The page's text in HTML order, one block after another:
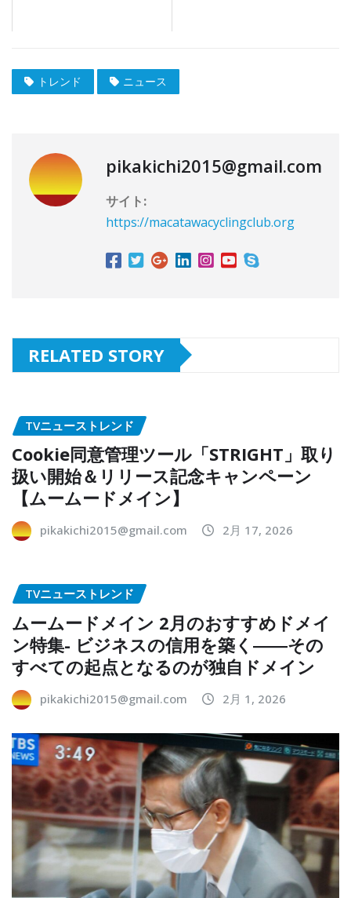
トレンド ニュース
pikakichi2015@gmail.com
サイト:
https://macatawacyclingclub.org
RELATED STORY
TVニューストレンド
Cookie同意管理ツール「STRIGHT」取り
扱い開始＆リリース記念キャンペーン
【ムームードメイン】
pikakichi2015@gmail.com 2月 17, 2026
TVニューストレンド
ムームードメイン 2月のおすすめドメイ
ン特集- ビジネスの信用を築く――その
すべての起点となるのが独自ドメイン
pikakichi2015@gmail.com 2月 1, 2026